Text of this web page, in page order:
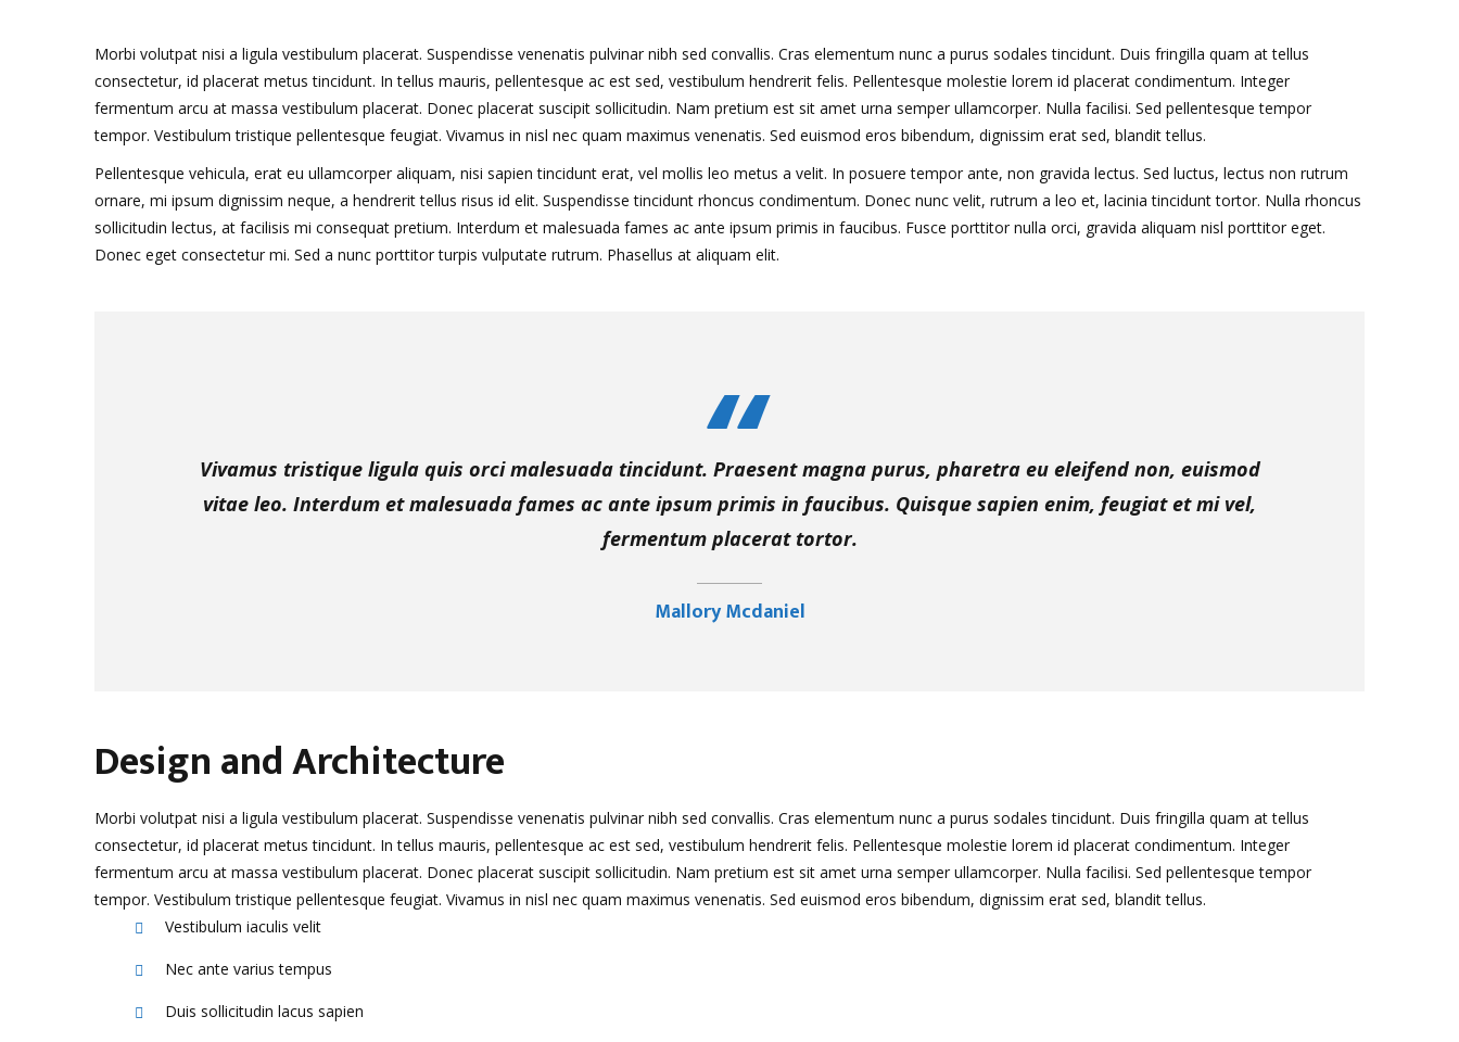
Morbi volutpat nisi a ligula vestibulum placerat. Suspendisse venenatis pulvinar nibh sed convallis. Cras elementum nunc a purus sodales tincidunt. Duis fringilla quam at tellus
consectetur, id placerat metus tincidunt. In tellus mauris, pellentesque ac est sed, vestibulum hendrerit felis. Pellentesque molestie lorem id placerat condimentum. Integer
fermentum arcu at massa vestibulum placerat. Donec placerat suscipit sollicitudin. Nam pretium est sit amet urna semper ullamcorper. Nulla facilisi. Sed pellentesque tempor
tempor. Vestibulum tristique pellentesque feugiat. Vivamus in nisl nec quam maximus venenatis. Sed euismod eros bibendum, dignissim erat sed, blandit tellus.
Pellentesque vehicula, erat eu ullamcorper aliquam, nisi sapien tincidunt erat, vel mollis leo metus a velit. In posuere tempor ante, non gravida lectus. Sed luctus, lectus non rutrum
ornare, mi ipsum dignissim neque, a hendrerit tellus risus id elit. Suspendisse tincidunt rhoncus condimentum. Donec nunc velit, rutrum a leo et, lacinia tincidunt tortor. Nulla rhoncus
sollicitudin lectus, at facilisis mi consequat pretium. Interdum et malesuada fames ac ante ipsum primis in faucibus. Fusce porttitor nulla orci, gravida aliquam nisl porttitor eget.
Donec eget consectetur mi. Sed a nunc porttitor turpis vulputate rutrum. Phasellus at aliquam elit.
Vivamus tristique ligula quis orci malesuada tincidunt. Praesent magna purus, pharetra eu eleifend non, euismod
vitae leo. Interdum et malesuada fames ac ante ipsum primis in faucibus. Quisque sapien enim, feugiat et mi vel,
fermentum placerat tortor.
Mallory Mcdaniel
Design and Architecture
Morbi volutpat nisi a ligula vestibulum placerat. Suspendisse venenatis pulvinar nibh sed convallis. Cras elementum nunc a purus sodales tincidunt. Duis fringilla quam at tellus
consectetur, id placerat metus tincidunt. In tellus mauris, pellentesque ac est sed, vestibulum hendrerit felis. Pellentesque molestie lorem id placerat condimentum. Integer
fermentum arcu at massa vestibulum placerat. Donec placerat suscipit sollicitudin. Nam pretium est sit amet urna semper ullamcorper. Nulla facilisi. Sed pellentesque tempor
tempor. Vestibulum tristique pellentesque feugiat. Vivamus in nisl nec quam maximus venenatis. Sed euismod eros bibendum, dignissim erat sed, blandit tellus.
Vestibulum iaculis velit
Nec ante varius tempus
Duis sollicitudin lacus sapien